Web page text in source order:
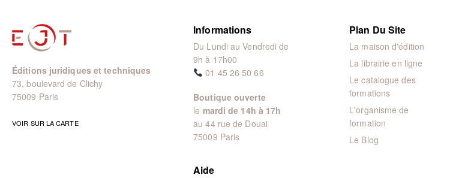
Éditions juridiques et techniques
73, boulevard de Clichy
75009 Paris
VOIR SUR LA CARTE
Informations
Du Lundi au Vendredi de
9h à 17h00
01 45 26 50 66
Boutique ouverte
le mardi de 14h à 17h
au 44 rue de Douai
75009 Paris
Aide
Plan Du Site
La maison d'édition
La librairie en ligne
Le catalogue des
formations
L'organisme de
formation
Le Blog